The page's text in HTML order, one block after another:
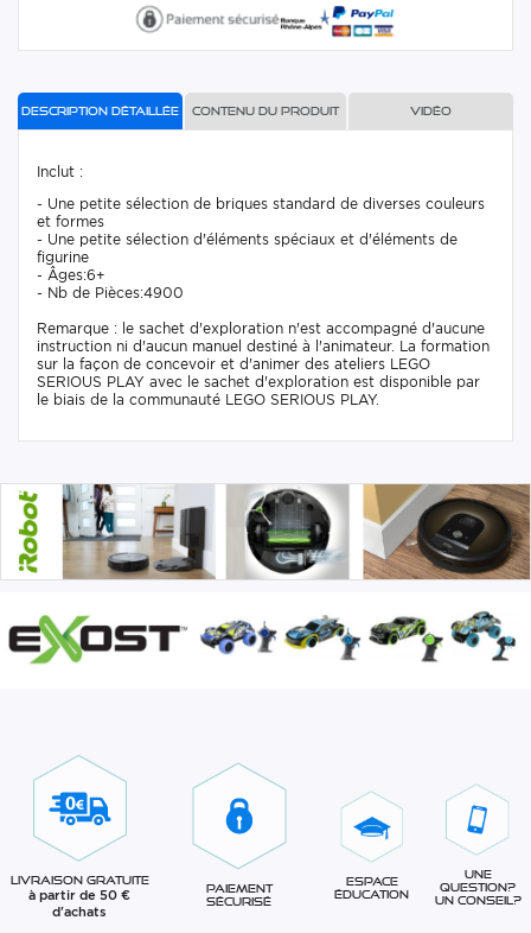
Description détaillée Contenu du produit Vidéo
Inclut :
- Une petite sélection de briques standard de diverses couleurs
et formes
- Une petite sélection d'éléments spéciaux et d'éléments de
figurine
- Âges:6+
- Nb de Pièces:4900
Remarque : le sachet d'exploration n'est accompagné d'aucune
instruction ni d'aucun manuel destiné à l'animateur. La formation
sur la façon de concevoir et d'animer des ateliers LEGO
SERIOUS PLAY avec le sachet d'exploration est disponible par
le biais de la communauté LEGO SERIOUS PLAY.
Livraison gratuite
à partir de 50 €
d'achats
Paiement
sécurisé
Espace
éducation
Une
question?
Un conseil?